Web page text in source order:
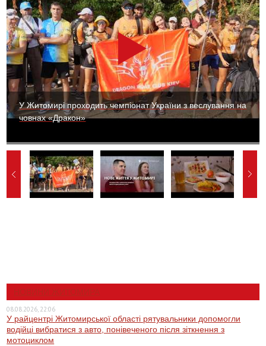
У Житомирі проходить чемпіонат України з веслування на
човнах «Дракон»
НОВИНИ ЖИТОМИРА
08.08.2026, 22:06
У райцентрі Житомирської області рятувальники допомогли
водійці вибратися з авто, понівеченого після зіткнення з
мотоциклом